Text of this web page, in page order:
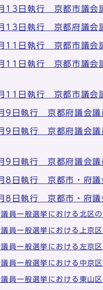
13日執行 京都市議会
13日執行 京都府議会
11日執行 京都市議会
11日執行 京都市議会
11日執行 京都市議会
9日執行 京都府議会議
9日執行 京都府議会議
9日執行 京都府議会議
8日執行 京都市・府議
8日執行 京都市・府議
員一般選挙における北区
員一般選挙における上京
員一般選挙における左京
員一般選挙における中京
員一般選挙における東山